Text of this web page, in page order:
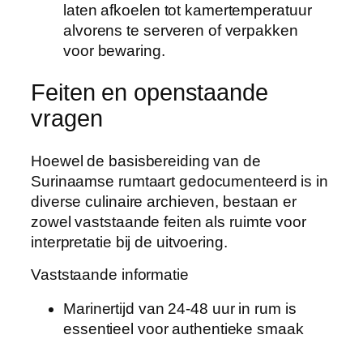
laten afkoelen tot kamertemperatuur
alvorens te serveren of verpakken
voor bewaring.
Feiten en openstaande
vragen
Hoewel de basisbereiding van de
Surinaamse rumtaart gedocumenteerd is in
diverse culinaire archieven, bestaan er
zowel vaststaande feiten als ruimte voor
interpretatie bij de uitvoering.
Vaststaande informatie
Marinertijd van 24-48 uur in rum is
essentieel voor authentieke smaak